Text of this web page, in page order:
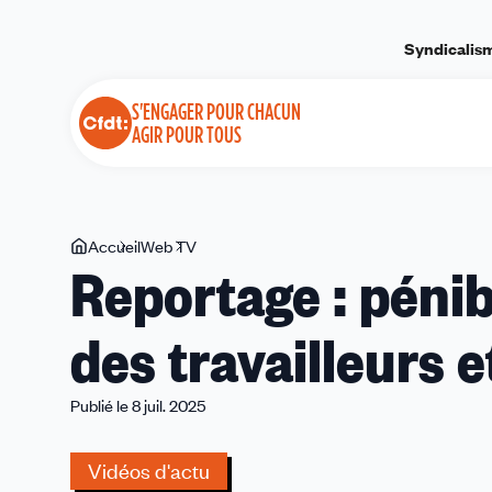
S'ENGAGER POUR CHACUN
AGIR POUR TOUS
Vous
êtes
ici
AccueilWeb TV
:
pénibilité,
la
des
et
Reportage :
des travailleurs
Publié le 8 juil. 2025
Vidéos d'actu